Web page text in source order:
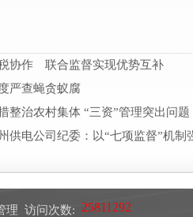
协作 联合监督实现优势互补
严查蝇贪蚁腐
整治农村集体 “三资”管理突出问题
供电公司纪委：以“七项监督”机制
理 访问次数: